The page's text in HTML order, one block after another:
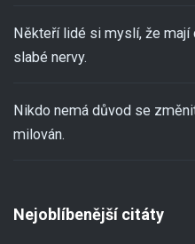
Někteří lidé si myslí, že mají
slabé nervy.
Nikdo nemá důvod se
milován.
Nejoblíbenější citáty